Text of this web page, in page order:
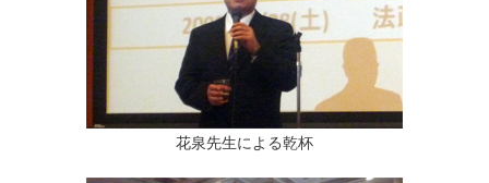
花泉先生による乾杯